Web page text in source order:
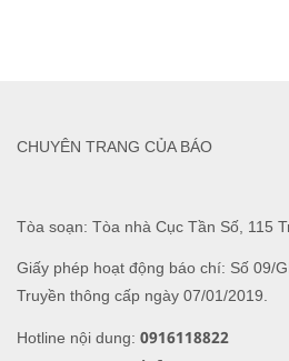
Tòa soạn: Tòa nhà Cục Tần Số, 115
Giấy phép hoạt động báo chí: Số 09/
Truyền thông cấp ngày 07/01/2019.
Hotline nội dung: 0916118822
CHUYÊN TRANG CỦA BÁO